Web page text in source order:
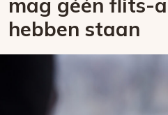
hebben staan